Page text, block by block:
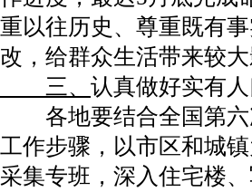
重以往历史、尊重既有
改，给群众生活带来较大
三、 认真做好实有
各地要结合全国第六
工作步骤，以市区和城
采集专班，深入住宅楼